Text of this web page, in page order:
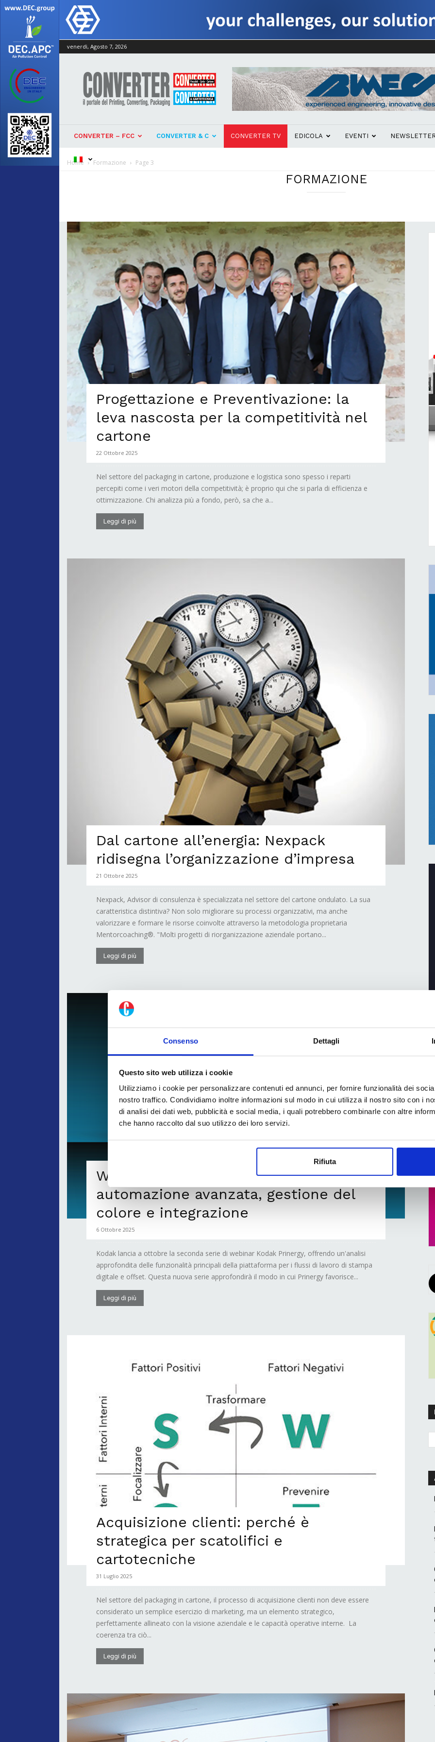
Consenso Dettagli
Questo sito web utilizza i cookie
Utilizziamo i cookie per personalizzare contenuti ed annunci, per fornire funzionalità dei
nostro traffico. Condividiamo inoltre informazioni sul modo in cui utilizza il nostro sito con i
di analisi dei dati web, pubblicità e social media, i quali potrebbero combinarle con altre
che hanno raccolto dal suo utilizzo dei loro servizi.
Rifiuta
venerdì, Agosto 7, 2026
Converter
CONVERTER – FCC CONVERTER & C CONVERTER TV EDICOLA EVENTI
Home Formazione Page 3
FORMAZIONE
Progettazione e Preventivazione: la
leva nascosta per la competitività nel
cartone
22 Ottobre 2025
Nel settore del packaging in cartone, produzione e logistica sono spesso i reparti
percepiti come i veri motori della competitività; è proprio qui che si parla di efficienza e
ottimizzazione. Chi analizza più a fondo, però, sa che a...
Leggi di più
Dal cartone all’energia: Nexpack
ridisegna l’organizzazione d’impresa
21 Ottobre 2025
Nexpack, Advisor di consulenza è specializzata nel settore del cartone ondulato. La sua
caratteristica distintiva? Non solo migliorare su processi organizzativi, ma anche
valorizzare e formare le risorse coinvolte attraverso la metodologia proprietaria
Mentorcoaching®. "Molti progetti di riorganizzazione aziendale portano...
Leggi di più
Webinar Kodak Prinergy: focus su
automazione avanzata, gestione del
colore e integrazione
6 Ottobre 2025
Kodak lancia a ottobre la seconda serie di webinar Kodak Prinergy, offrendo un'analisi
approfondita delle funzionalità principali della piattaforma per i flussi di lavoro di stampa
digitale e offset. Questa nuova serie approfondirà il modo in cui Prinergy favorisce...
Leggi di più
Acquisizione clienti: perché è
strategica per scatolifici e
cartotecniche
31 Luglio 2025
Nel settore del packaging in cartone, il processo di acquisizione clienti non deve essere
considerato un semplice esercizio di marketing, ma un elemento strategico,
perfettamente allineato con la visione aziendale e le capacità operative interne. La
coerenza tra ciò...
Leggi di più